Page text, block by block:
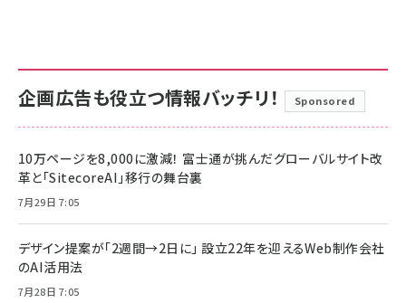
企画広告も役立つ情報バッチリ！ Sponsored
10万ページを8,000に激減！ 富士通が挑んだグローバルサイト改
革と「SitecoreAI」移行の舞台裏
7月29日 7:05
デザイン提案が「2週間→2日に」 設立22年を迎えるWeb制作会社
のAI活用法
7月28日 7:05